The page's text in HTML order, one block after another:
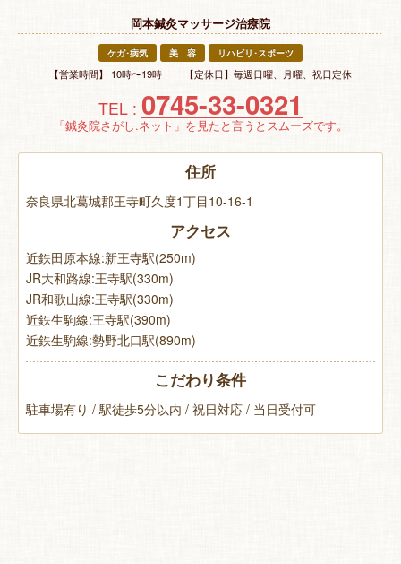
お悩み解決！
岡本鍼灸マッサージ治療院
ケガ･病気 美 容 リハビリ･スポーツ
【営業時間】 10時〜19時 【定休日】毎週日曜、月曜、祝日定休
TEL : 0745-33-0321
「鍼灸院さがし.ネット」を見たと言うとスムーズです。
住所
奈良県北葛城郡王寺町久度1丁目10-16-1
アクセス
近鉄田原本線:新王寺駅(250m)
JR大和路線:王寺駅(330m)
JR和歌山線:王寺駅(330m)
近鉄生駒線:王寺駅(390m)
近鉄生駒線:勢野北口駅(890m)
こだわり条件
駐車場有り / 駅徒歩5分以内 / 祝日対応 / 当日受付可